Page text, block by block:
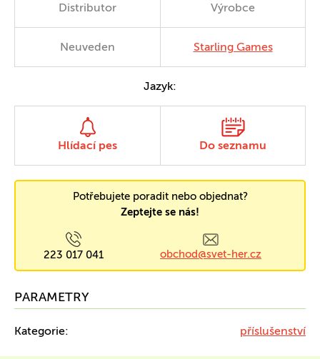
Distributor Výrobce
Neuveden Starling Games
Jazyk:
Hlídací pes Do seznamu
Potřebujete poradit nebo objednat?
Zeptejte se nás!
223 017 041 obchod@svet-her.cz
PARAMETRY
Kategorie: příslušenství